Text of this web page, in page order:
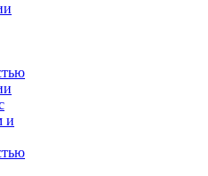
и